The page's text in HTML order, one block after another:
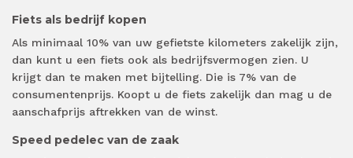
Fiets als bedrijf kopen
Als minimaal 10% van uw gefietste kilometers zakelijk zijn,
dan kunt u een fiets ook als bedrijfsvermogen zien. U
krijgt dan te maken met bijtelling. Die is 7% van de
consumentenprijs. Koopt u de fiets zakelijk dan mag u de
aanschafprijs aftrekken van de winst.
Speed pedelec van de zaak